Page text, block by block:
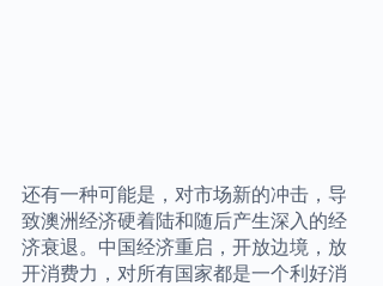
还有一种可能是，对市场新的冲击，导
致澳洲经济硬着陆和随后产生深入的经
济衰退。中国经济重启，开放边境，放
开消费力，对所有国家都是一个利好消